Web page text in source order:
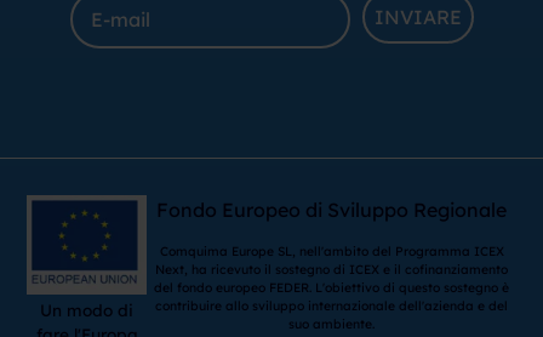
INVIARE
Un modo di
Fondo Europeo di Sviluppo Regionale
Comquima Europe SL, nell'ambito del Programma ICEX
Next, ha ricevuto il sostegno di ICEX e il cofinanziamento
del fondo europeo FEDER. L'obiettivo di questo sostegno è
contribuire allo sviluppo internazionale dell'azienda e del
suo ambiente.